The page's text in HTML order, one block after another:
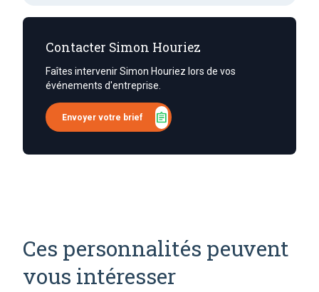
Contacter Simon Houriez
Faîtes intervenir Simon Houriez lors de vos
événements d'entreprise.
Envoyer votre brief assignment
Ces personnalités peuvent
vous intéresser